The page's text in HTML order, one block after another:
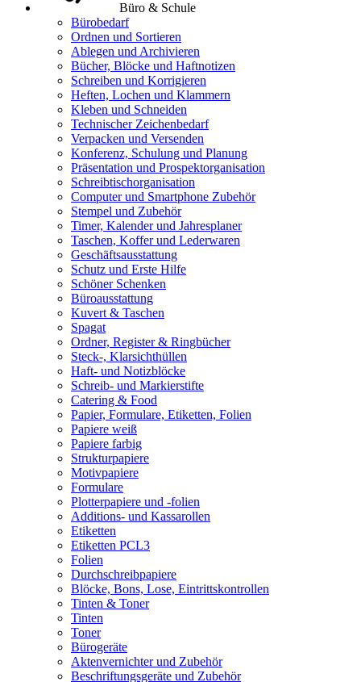
Büro & Schule
Bürobedarf
Ordnen und Sortieren
Ablegen und Archivieren
Bücher, Blöcke und Haftnotizen
Schreiben und Korrigieren
Heften, Lochen und Klammern
Kleben und Schneiden
Technischer Zeichenbedarf
Verpacken und Versenden
Konferenz, Schulung und Planung
Präsentation und Prospektorganisation
Schreibtischorganisation
Computer und Smartphone Zubehör
Stempel und Zubehör
Timer, Kalender und Jahresplaner
Taschen, Koffer und Lederwaren
Geschäftsausstattung
Schutz und Erste Hilfe
Schöner Schenken
Büroausstattung
Kuvert & Taschen
Spagat
Ordner, Register & Ringbücher
Steck-, Klarsichthüllen
Haft- und Notizblöcke
Schreib- und Markierstifte
Catering & Food
Papier, Formulare, Etiketten, Folien
Papiere weiß
Papiere farbig
Strukturpapiere
Motivpapiere
Formulare
Plotterpapiere und -folien
Additions- und Kassarollen
Etiketten
Etiketten PCL3
Folien
Durchschreibpapiere
Blöcke, Bons, Lose, Eintrittskontrollen
Tinten & Toner
Tinten
Toner
Bürogeräte
Aktenvernichter und Zubehör
Beschriftungsgeräte und Zubehör